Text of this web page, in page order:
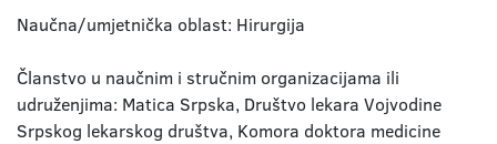
Naučna/umjetnička oblast: Hirurgija
Članstvo u naučnim i stručnim organizacijama ili
udruženjima: Matica Srpska, Društvo lekara Vojvodine
Srpskog lekarskog društva, Komora doktora medicine